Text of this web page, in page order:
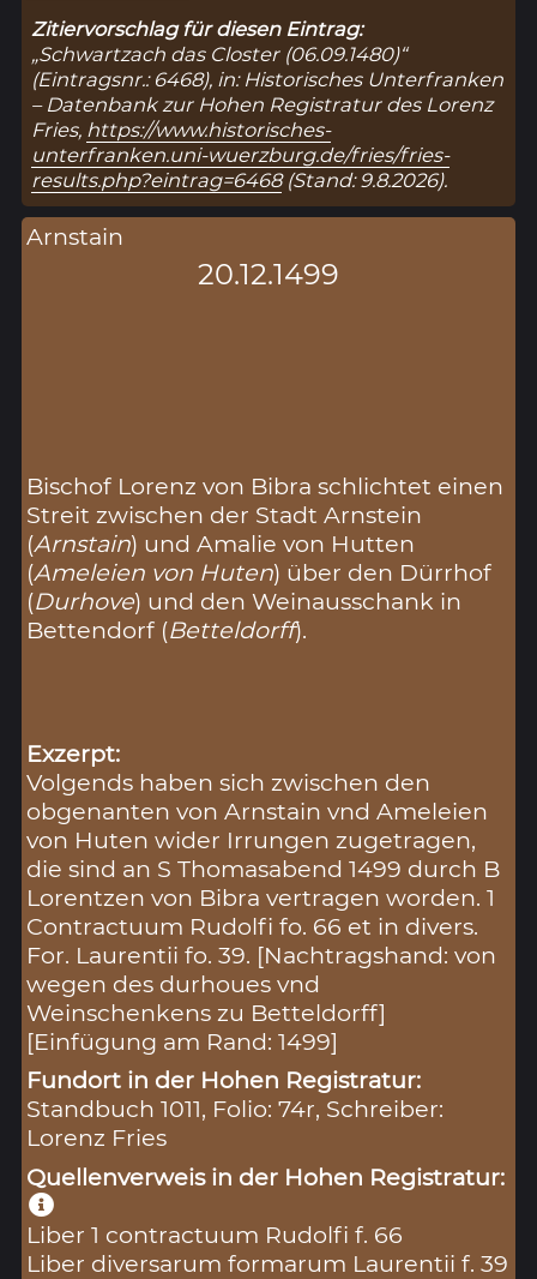
Zitiervorschlag für diesen Eintrag:
„Schwartzach das Closter (06.09.1480)“
(Eintragsnr.: 6468), in: Historisches Unterfranken
– Datenbank zur Hohen Registratur des Lorenz
Fries, https://www.historisches-
unterfranken.uni-wuerzburg.de/fries/fries-
results.php?eintrag=6468(Stand: 9.8.2026).
Arnstain
20.12.1499
Bischof Lorenz von Bibra schlichtet einen
Streit zwischen der Stadt Arnstein
(Arnstain) und Amalie von Hutten
(Ameleien von Huten) über den Dürrhof
(Durhove) und den Weinausschank in
Bettendorf (Betteldorff).
Exzerpt:
Volgends haben sich zwischen den
obgenanten von Arnstain vnd Ameleien
von Huten wider Irrungen zugetragen,
die sind an S Thomasabend 1499 durch B
Lorentzen von Bibra vertragen worden. 1
Contractuum Rudolfi fo. 66 et in divers.
For. Laurentii fo. 39. [Nachtragshand: von
wegen des durhoues vnd
Weinschenkens zu Betteldorff]
[Einfügung am Rand: 1499]
Fundort in der Hohen Registratur:
Standbuch 1011, Folio: 74r, Schreiber:
Lorenz Fries
Quellenverweis in der Hohen Registratur:
Liber 1 contractuum Rudolfi f. 66
Liber diversarum formarum Laurentii f. 39